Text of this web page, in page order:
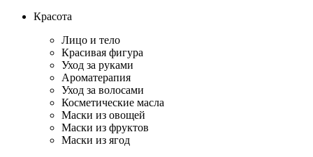
Красота
Лицо и тело
Красивая фигура
Уход за руками
Ароматерапия
Уход за волосами
Косметические масла
Маски из овощей
Маски из фруктов
Маски из ягод